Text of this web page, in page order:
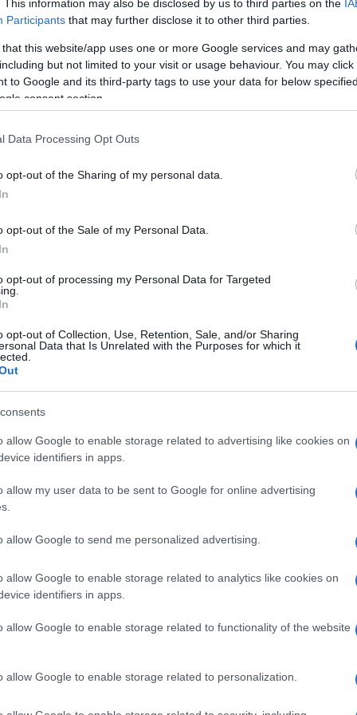
This information may also be disclosed by us to third parties on the
Participants that may further disclose it to other third parties.
that this website/app uses one or more Google services and may
but not limited to your visit or usage behaviour. You may
to Google and its third-party tags to use your data for below
consent section.
Data Processing Opt Outs
opt-out of the Sharing of my personal data.
opt-out of the Sale of my Personal Data.
opt-out of processing my Personal Data for Targeted
opt-out of Collection, Use, Retention, Sale, and/or Sharing
Data that Is Unrelated with the Purposes for which it
allow Google to enable storage related to advertising like cookies on
identifiers in apps.
allow my user data to be sent to Google for online advertising
allow Google to send me personalized advertising.
allow Google to enable storage related to analytics like cookies on
identifiers in apps.
allow Google to enable storage related to functionality of the website
allow Google to enable storage related to personalization.
τους οδήγησαν σε αυτή την
που επέβαλε η πανδημία τους
είναι η επαφή με τη φύση και η
Ο λόγος που αποχώρησε από την
μου ήταν απελευθερωτική»
ησυχία είναι εκκωφαντική
πως η απόσταση από τους
μια αίσθηση ανανέωσης.
να φύγουμε, έπρεπε να φύγουμε από
είδα έναν αετό στον στύλο της ΔΕΗ.
ότι δεν ακούς τίποτα έξω. Μέσα
σαν να μπαίνεις σε ένα booth.
», εξομολογήθηκε η ηθοποιός.